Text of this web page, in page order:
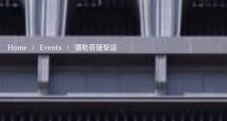
Home Events 彌勒菩薩聖誕